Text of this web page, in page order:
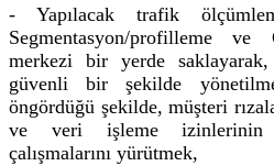
- Yapılacak trafik
Segmentasyon/profilleme
merkezi bir yerde
güvenli bir şekilde
öngördüğü şekilde, müşteri
ve veri işleme izinlerinin
çalışmalarını yürütmek,